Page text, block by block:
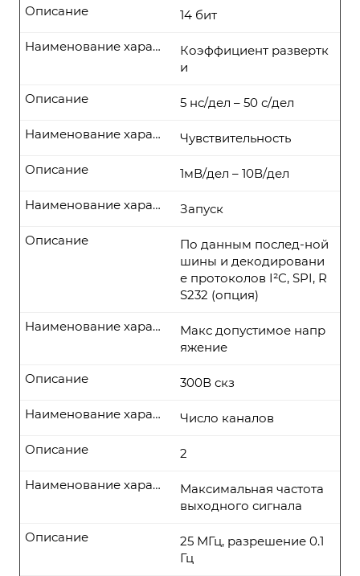
14 бит
Описание
Коэффициент развертк
и
Наименование характеристики
5 нс/дел – 50 с/дел
Описание
Чувствительность
Наименование характеристики
1мВ/дел – 10В/дел
Описание
Запуск
Наименование характеристики
По данным послед-ной
шины и декодировани
е протоколов I²C, SPI, R
S232 (опция)
Описание
Макс допустимое напр
яжение
Наименование характеристики
300В скз
Описание
Число каналов
Наименование характеристики
2
Описание
Максимальная частота
выходного сигнала
Наименование характеристики
25 МГц, разрешение 0.1
Гц
Описание